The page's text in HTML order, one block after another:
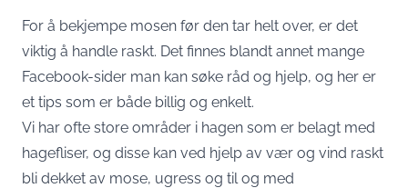
For å bekjempe mosen før den tar helt over, er det
viktig å handle raskt. Det finnes blandt annet mange
Facebook-sider man kan søke råd og hjelp, og her er
et tips som er både billig og enkelt.
Vi har ofte store områder i hagen som er belagt med
hagefliser, og disse kan ved hjelp av vær og vind raskt
bli dekket av mose, ugress og til og med